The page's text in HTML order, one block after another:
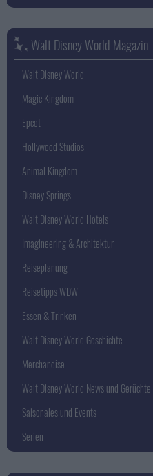
Walt Disney World Magazin
Walt Disney World
Magic Kingdom
Epcot
Hollywood Studios
Animal Kingdom
Disney Springs
Walt Disney World Hotels
Imagineering & Architektur
Reiseplanung
Reisetipps WDW
Essen & Trinken
Walt Disney World Geschichte
Merchandise
Walt Disney World News und Gerüchte
Saisonales und Events
Serien